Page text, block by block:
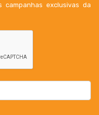
exclusivas da